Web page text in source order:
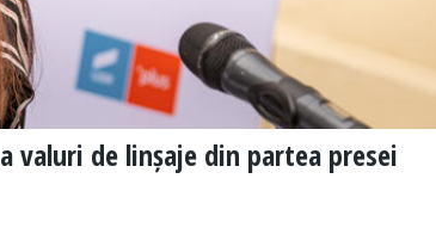
valuri de linșaje din partea presei